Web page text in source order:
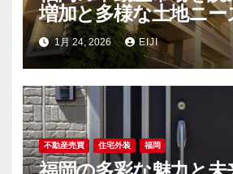
増加と多様な土地ニー
時代
1月 24, 2026 EIJI
不動産売買 住宅外装 福岡